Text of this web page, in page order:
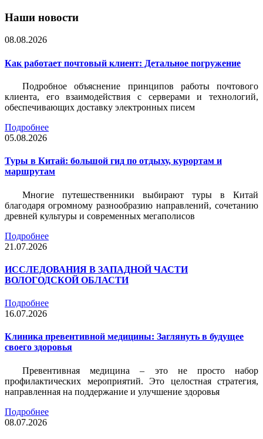
Наши новости
08.08.2026
Как работает почтовый клиент: Детальное погружение
Подробное объяснение принципов работы почтового
клиента, его взаимодействия с серверами и технологий,
обеспечивающих доставку электронных писем
Подробнее
05.08.2026
Туры в Китай: большой гид по отдыху, курортам и
маршрутам
Многие путешественники выбирают туры в Китай
благодаря огромному разнообразию направлений, сочетанию
древней культуры и современных мегаполисов
Подробнее
21.07.2026
ИССЛЕДОВАНИЯ В ЗАПАДНОЙ ЧАСТИ
ВОЛОГОДСКОЙ ОБЛАСТИ
Подробнее
16.07.2026
Клиника превентивной медицины: Заглянуть в будущее
своего здоровья
Превентивная медицина – это не просто набор
профилактических мероприятий. Это целостная стратегия,
направленная на поддержание и улучшение здоровья
Подробнее
08.07.2026